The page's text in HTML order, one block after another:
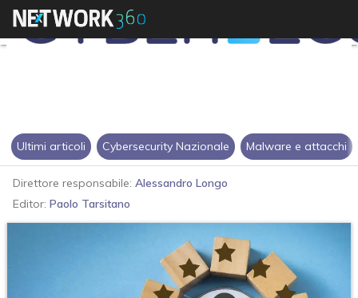
Ultimi articoli Cybersecurity Nazionale Malware e attacchi
Direttore responsabile: Alessandro Longo
Editor: Paolo Tarsitano